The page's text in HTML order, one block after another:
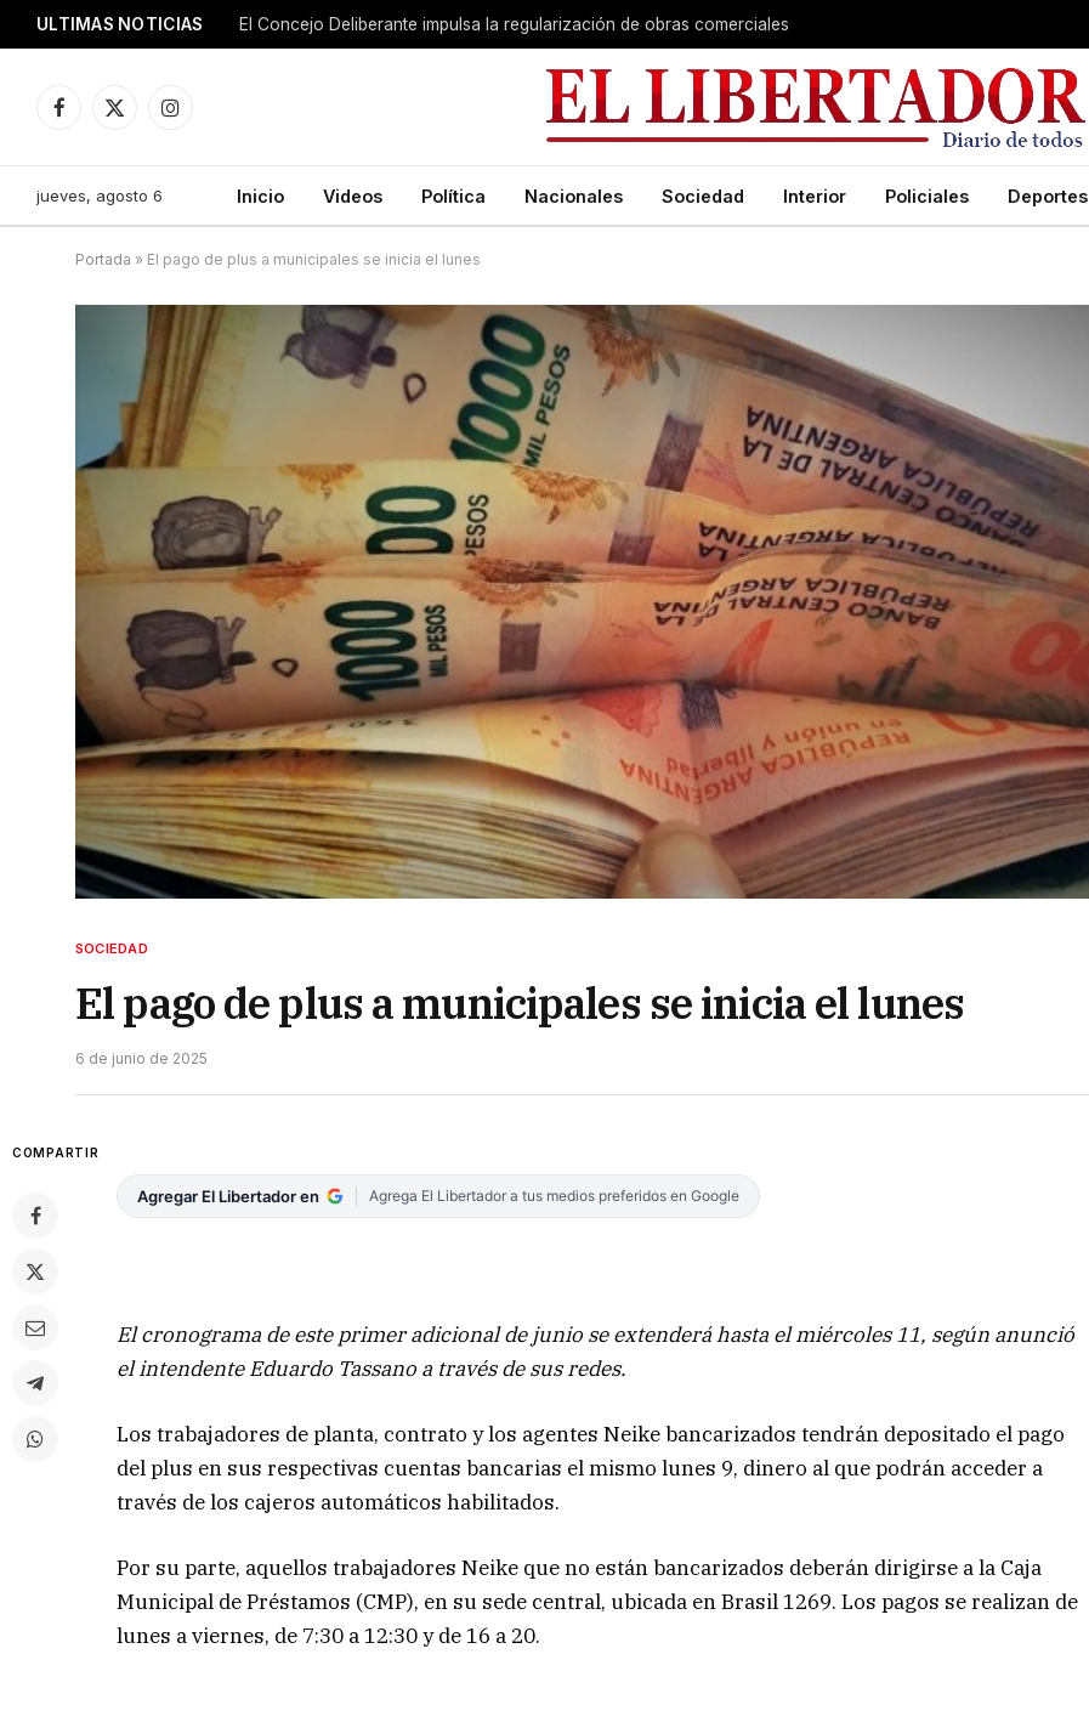
ULTIMAS NOTICIAS El Concejo Deliberante impulsa la regularización de obras comerciales
Facebook
X
Instagram
jueves, agosto 6 Inicio Videos Política Nacionales Sociedad Interior Policiales Deportes
Portada » El pago de plus a municipales se inicia el lunes
SOCIEDAD
El pago de plus a municipales se inicia el lunes
6 de junio de 2025
COMPARTIR
Agregar El Libertador en Agrega El Libertador a tus medios preferidos en Google
El cronograma de este primer adicional de junio se extenderá hasta el miércoles 11, según anunció
el intendente Eduardo Tassano a través de sus redes.
Los trabajadores de planta, contrato y los agentes Neike bancarizados tendrán depositado el pago
del plus en sus respectivas cuentas bancarias el mismo lunes 9, dinero al que podrán acceder a
través de los cajeros automáticos habilitados.
Por su parte, aquellos trabajadores Neike que no están bancarizados deberán dirigirse a la Caja
Municipal de Préstamos (CMP), en su sede central, ubicada en Brasil 1269. Los pagos se realizan de
lunes a viernes, de 7:30 a 12:30 y de 16 a 20.